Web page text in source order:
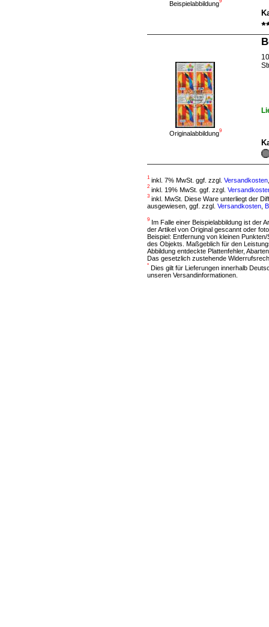
Beispielabbildung
Originalabbildung9
1 inkl. 7% MwSt. ggf. zzgl. Versandkosten
2 inkl. 19% MwSt. ggf. zzgl.
3 inkl. MwSt. Diese Ware unterliegt der
ausgewiesen, ggf. zzgl. Versandkosten
9
Im Falle einer Beispielabbildung ist der
der Artikel von Original gescannt oder
Beispiel: Entfernung von kleinen
des Objekts. Maßgeblich für den
Abbildung entdeckte Plattenfehler,
Das gesetzlich zustehende
* Dies gilt für Lieferungen innerhalb
unseren Versandinformationen.